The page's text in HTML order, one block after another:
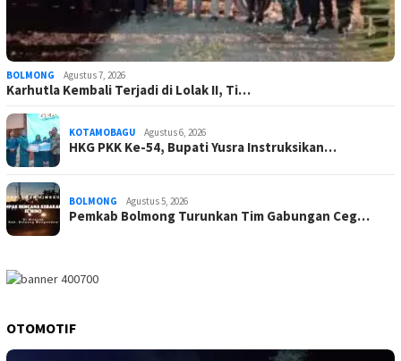
BOLMONG Agustus 7, 2026
Karhutla Kembali Terjadi di Lolak II, Ti…
KOTAMOBAGU Agustus 6, 2026
HKG PKK Ke-54, Bupati Yusra Instruksikan…
BOLMONG Agustus 5, 2026
Pemkab Bolmong Turunkan Tim Gabungan Ceg…
OTOMOTIF